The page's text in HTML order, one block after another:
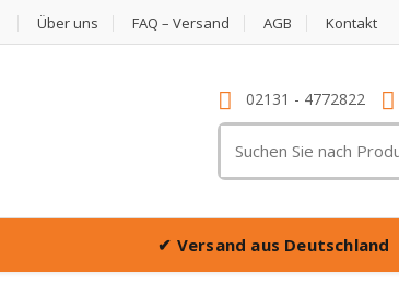
Über uns FAQ – Versand AGB Kontakt
02131 - 4772822
nach:
✔ Versand aus Deutschland